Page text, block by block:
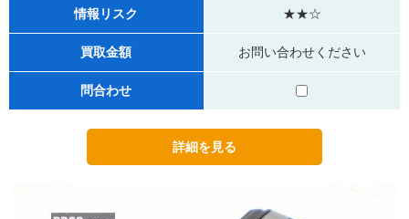
情報リスク ★★☆
買取金額 お問い合わせください
問合わせ